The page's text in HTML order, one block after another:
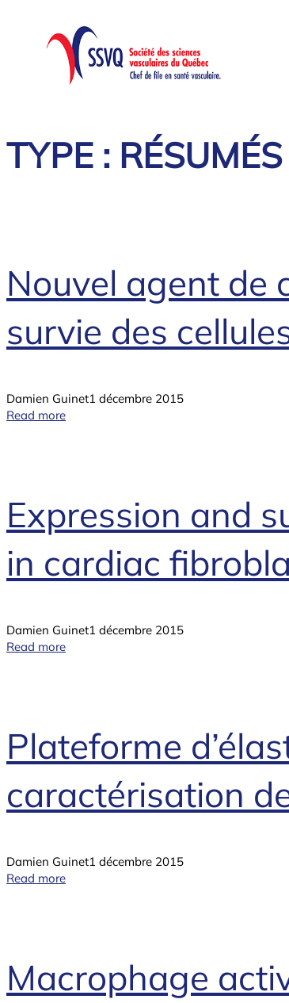
contenu
TYPE :
Nouvel agent de
survie des
Damien Guinet1 décembre 2015
Read more
Expression and
in cardiac
Damien Guinet1 décembre 2015
Read more
Plateforme
caractérisation
Damien Guinet1 décembre 2015
Read more
Macrophage